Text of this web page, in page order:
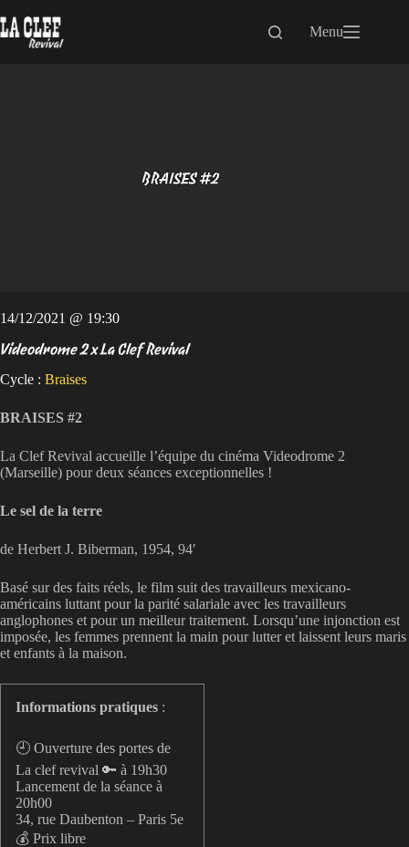
au
contenu
Menu
BRAISES #2
14/12/2021 @ 19:30
Videodrome 2 x La Clef Revival
Cycle : Braises
BRAISES #2
La Clef Revival accueille l’équipe du cinéma Videodrome 2
(Marseille) pour deux séances exceptionnelles !
Le sel de la terre
de Herbert J. Biberman, 1954, 94′
Basé sur des faits réels, le film suit des travailleurs mexicano-
américains luttant pour la parité salariale avec les travailleurs
anglophones et pour un meilleur traitement. Lorsqu’une injonction est
imposée, les femmes prennent la main pour lutter et laissent leurs maris
et enfants à la maison.
Informations pratiques :
🕘 Ouverture des portes de
La clef revival 🔑 à 19h30
Lancement de la séance à
20h00
34, rue Daubenton – Paris 5e
💰 Prix libre